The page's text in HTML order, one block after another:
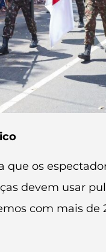
que os
devem usar
com mais de